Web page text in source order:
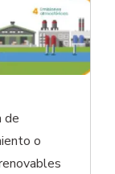
de
o